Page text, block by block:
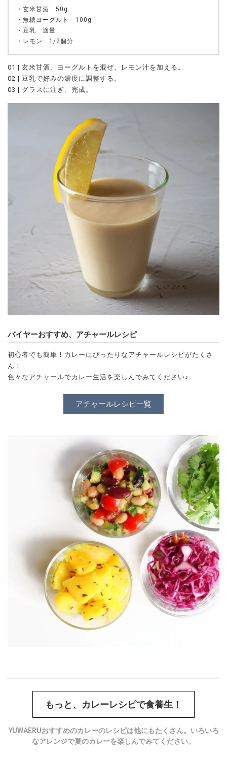
・玄米甘酒 50g
・無糖ヨーグルト 100g
・豆乳 適量
・レモン 1/2個分
01 | 玄米甘酒、ヨーグルトを混ぜ、レモン汁を加える。
02 | 豆乳で好みの濃度に調整する。
03 | グラスに注ぎ、完成。
バイヤーおすすめ、アチャールレシピ
初心者でも簡単！カレーにぴったりなアチャールレシピがたくさ
ん！
色々なアチャールでカレー生活を楽しんでみてください♪
アチャールレシピ一覧
もっと、カレーレシピで食養生！
YUWAERUおすすめのカレーのレシピは他にもたくさん。いろいろ
なアレンジで夏のカレーを楽しんでみてください。